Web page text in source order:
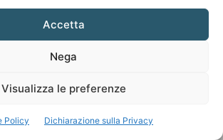
Accetta
Nega
Visualizza le preferenze
Policy Dichiarazione sulla Privacy